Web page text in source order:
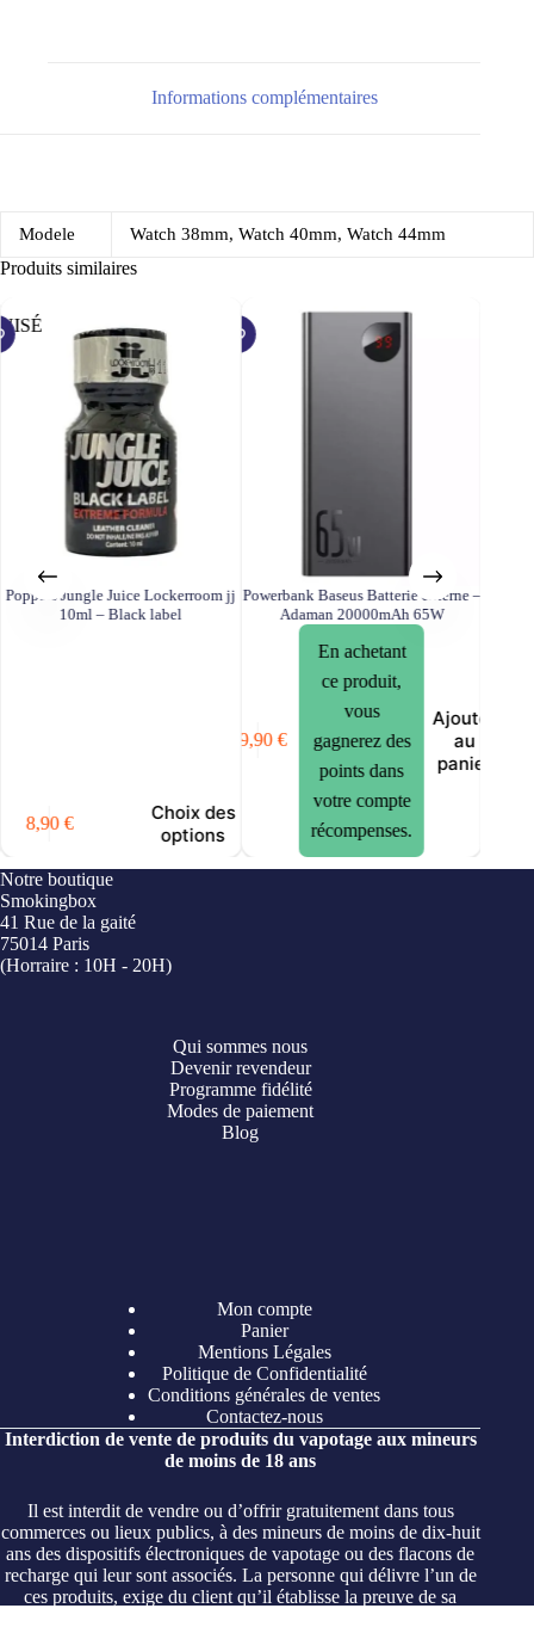
Informations complémentaires
Modele Watch 38mm, Watch 40mm, Watch 44mm
Produits similaires
Poppers Jungle Juice Lockerroom jj
10ml – Black label
8,90€
Choix des
options
Powerbank Baseus Batterie externe –
Adaman 20000mAh 65W
69,90€
En achetant
ce produit,
vous
gagnerez des
points dans
votre compte
récompenses.
Ajouter
au
panier
11,90
Notre boutique
Smokingbox
41 Rue de la gaité
75014 Paris
(Horraire : 10H - 20H)
Qui sommes nous
Devenir revendeur
Programme fidélité
Modes de paiement
Blog
Mon compte
Panier
Mentions Légales
Politique de Confidentialité
Conditions générales de ventes
Contactez-nous
Interdiction de vente de produits du vapotage aux mineurs
de moins de 18 ans
Il est interdit de vendre ou d’offrir gratuitement dans tous
commerces ou lieux publics, à des mineurs de moins de dix-huit
ans des dispositifs électroniques de vapotage ou des flacons de
recharge qui leur sont associés. La personne qui délivre l’un de
ces produits, exige du client qu’il établisse la preuve de sa